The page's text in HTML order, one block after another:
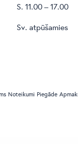
S. 11.00 – 17.00
Sv. atpūšamies
Noteikumi Piegāde